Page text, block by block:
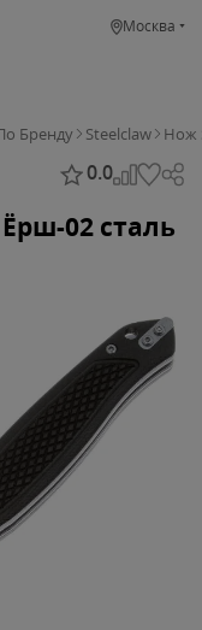
Москва
Бренду Steelclaw Нож
0.0
02 сталь